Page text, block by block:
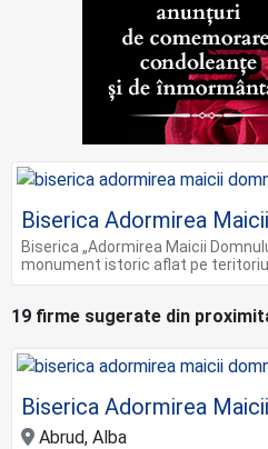
Biserica Adormirea
Biserica „Adormirea Maicii
monument istoric aflat pe
19 firme sugerate din
Biserica Adormirea
Abrud, Alba